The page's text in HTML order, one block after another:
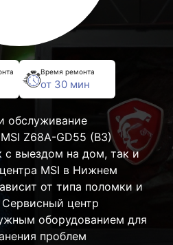
Время ремонта
от 30 мин
обслуживание
Z68A-GD55 (B3)
с выездом на дом, так и
MSI в Нижнем
от типа поломки и
центр
оборудованием для
проблем